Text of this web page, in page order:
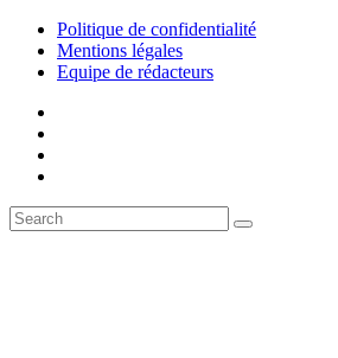
Politique de confidentialité
Mentions légales
Equipe de rédacteurs